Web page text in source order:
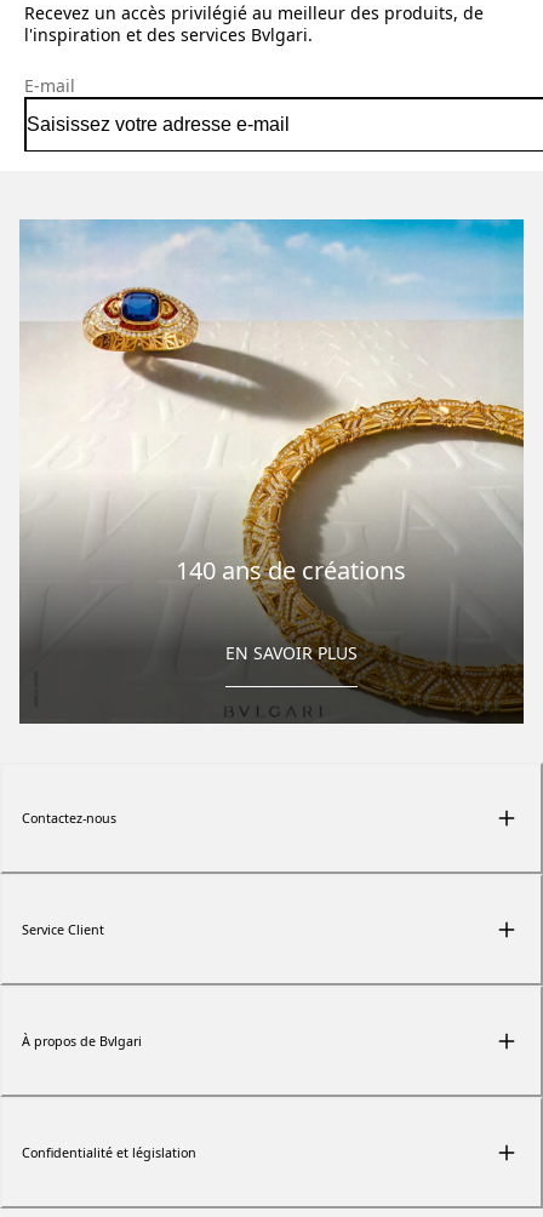
Recevez un accès privilégié au meilleur des produits, de
l'inspiration et des services Bvlgari.
E-mail
140 ans de créations
EN SAVOIR PLUS
Contactez-nous
Service Client
À propos de Bvlgari
Confidentialité et législation